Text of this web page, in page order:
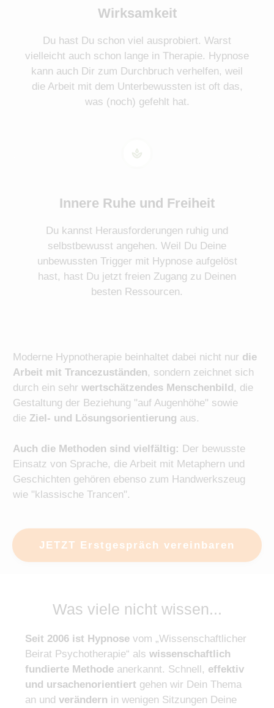
Wirksamkeit
Du hast Du schon viel ausprobiert. Warst
vielleicht auch schon lange in Therapie. Hypnose
kann auch Dir zum Durchbruch verhelfen, weil
die Arbeit mit dem Unterbewussten ist oft das,
was (noch) gefehlt hat.
Innere Ruhe und Freiheit
Du kannst Herausforderungen ruhig und
selbstbewusst angehen. Weil Du Deine
unbewussten Trigger mit Hypnose aufgelöst
hast, hast Du jetzt freien Zugang zu Deinen
besten Ressourcen.
Moderne Hypnotherapie beinhaltet dabei nicht nur die
Arbeit mit Trancezuständen, sondern zeichnet sich
durch ein sehr wertschätzendes Menschenbild, die
Gestaltung der Beziehung "auf Augenhöhe" sowie
die Ziel- und Lösungsorientierung aus.
Auch die Methoden sind vielfältig: Der bewusste
Einsatz von Sprache, die Arbeit mit Metaphern und
Geschichten gehören ebenso zum Handwerkszeug
wie "klassische Trancen".
JETZT Erstgespräch vereinbaren
Was viele nicht wissen...
Seit 2006 ist Hypnose vom „Wissenschaftlicher
Beirat Psychotherapie“ als wissenschaftlich
fundierte Methode anerkannt. Schnell, effektiv
und ursachenorientiert gehen wir Dein Thema
an und verändern in wenigen Sitzungen Deine